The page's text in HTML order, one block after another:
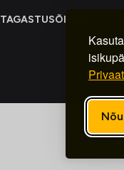
TAGASTUSÕIGUS